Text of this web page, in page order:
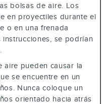
bolsas de aire. Los
en proyectiles durante el
o en una frenada
se podrían
pueden causar la
se encuentre en un
Nunca coloque un
orientado hacia atrás